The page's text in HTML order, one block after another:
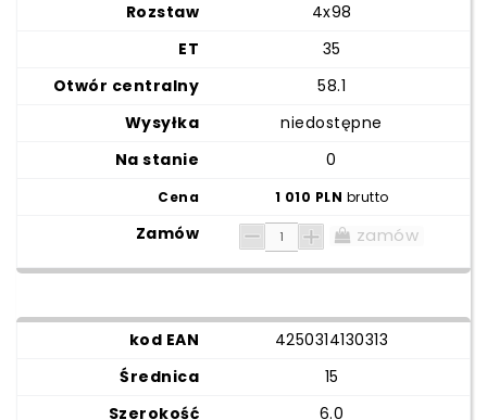
4x98
35
58.1
niedostępne
0
1 010 PLN brutto
zamów
4250314130313
15
6.0